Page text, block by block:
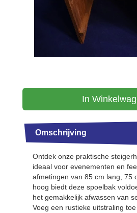
In
Omschrijving
Ontdek onze praktische
ideaal voor evenementen en
afmetingen van 85 cm lang, 75
hoog biedt deze spoelbak
het gemakkelijk afwassen van
Voeg een rustieke uitstraling